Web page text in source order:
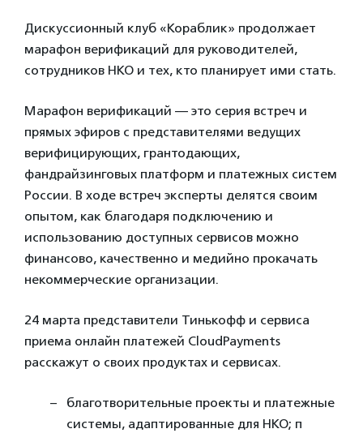
Дискуссионный клуб «Кораблик» продолжает
марафон верификаций для руководителей,
сотрудников НКО и тех, кто планирует ими стать.
Марафон верификаций — это серия встреч и
прямых эфиров с представителями ведущих
верифицирующих, грантодающих,
фандрайзинговых платформ и платежных систем
России. В ходе встреч эксперты делятся своим
опытом, как благодаря подключению и
использованию доступных сервисов можно
финансово, качественно и медийно прокачать
некоммерческие организации.
24 марта представители Тинькофф и сервиса
приема онлайн платежей CloudPayments
расскажут о своих продуктах и сервисах.
благотворительные проекты и платежные
системы, адаптированные для НКО; п